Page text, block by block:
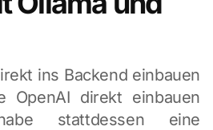
ins Backend einbauen
OpenAI direkt einbauen
stattdessen eine